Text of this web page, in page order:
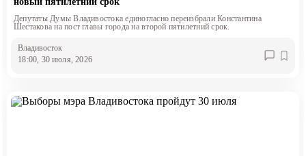
Депутаты Думы Владивостока единогласно переизбрали Константина
Шестакова на пост главы города на второй пятилетний срок.
Владивосток
18:00, 30 июля, 2026